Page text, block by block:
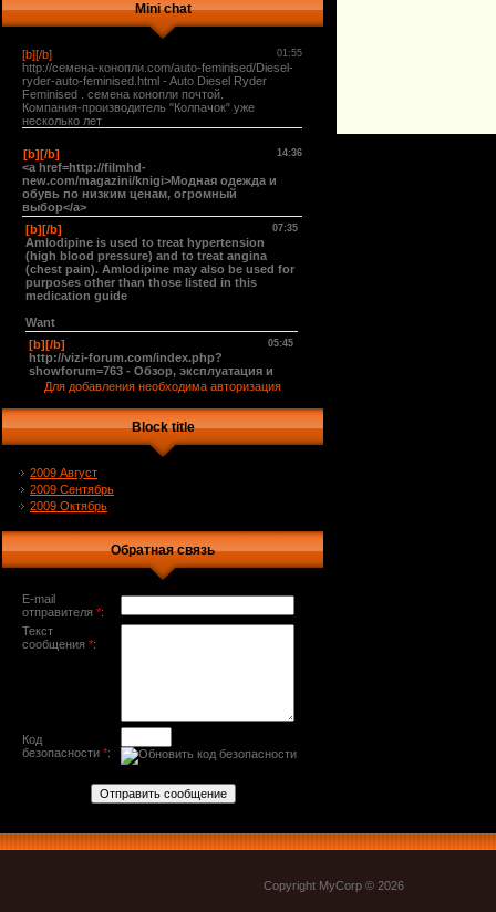
Mini chat
Для добавления необходима авторизация
Block title
2009 Август
2009 Сентябрь
2009 Октябрь
Обратная связь
E-mail
отправителя *:
Текст
сообщения *:
Код
безопасности *:
Copyright MyCorp © 2026